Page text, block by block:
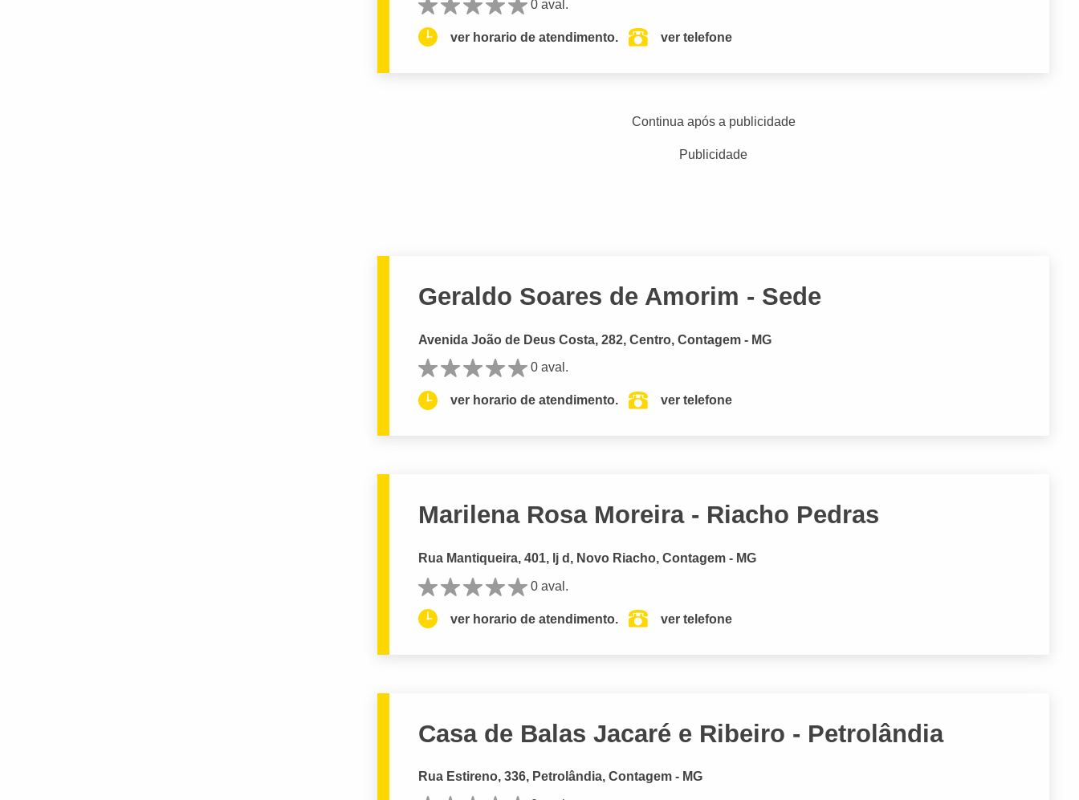
0 aval.
ver horario de atendimento. ver telefone
Continua após a publicidade
Publicidade
Geraldo Soares de Amorim - Sede
Avenida João de Deus Costa, 282, Centro, Contagem - MG
0 aval.
ver horario de atendimento. ver telefone
Marilena Rosa Moreira - Riacho Pedras
Rua Mantiqueira, 401, lj d, Novo Riacho, Contagem - MG
0 aval.
ver horario de atendimento. ver telefone
Casa de Balas Jacaré e Ribeiro - Petrolândia
Rua Estireno, 336, Petrolândia, Contagem - MG